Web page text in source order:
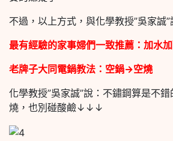
不過，以上方式，與化學教授”吳家誠
最有經驗的家事婦們一致推薦：加水
老牌子大同電鍋教法：空鍋→空燒
化學教授”吳家誠”說：不鏽鋼算是不
燒，也別碰酸鹼↓↓↓